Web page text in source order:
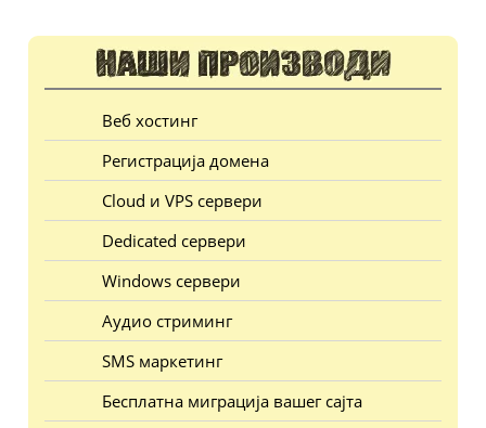
Веб хостинг
Регистрација домена
Cloud и VPS сервери
Dedicated сервери
Windows сервери
Аудио стриминг
SMS маркетинг
Бесплатна миграција вашег сајта